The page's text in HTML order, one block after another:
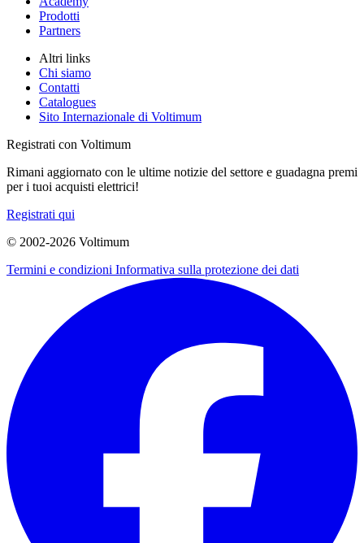
Prodotti
Partners
Altri links
Chi siamo
Contatti
Catalogues
Sito Internazionale di Voltimum
Registrati con Voltimum
Rimani aggiornato con le ultime notizie del settore e guadagna premi
per i tuoi acquisti elettrici!
Registrati qui
© 2002-2026 Voltimum
Termini e condizioni Informativa sulla protezione dei dati